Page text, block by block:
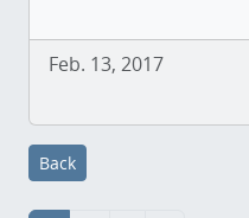
Feb. 13, 2017
Back